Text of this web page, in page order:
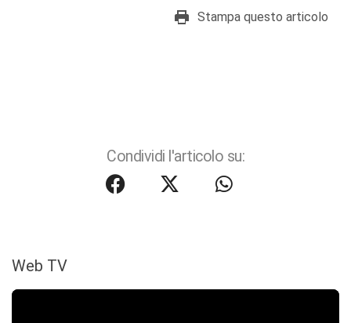
Stampa questo articolo
Condividi l'articolo su:
Web TV